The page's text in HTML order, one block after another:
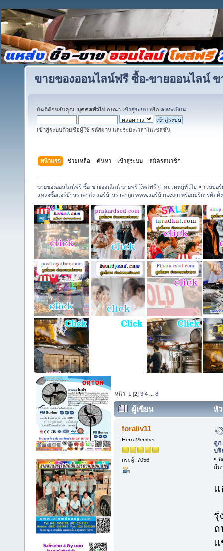
ขายของออนไลน์ฟรี ซื้อ-ขายออนไลน์
ยินดีต้อนรับคุณ, บุคคลทั่วไป กรุณา เข้าสู่ระบบ หรือ ลงทะเบียน
เข้าสู่ระบบด้วยชื่อผู้ใช้ รหัสผ่าน และระยะเวลาในเซสชั่น
หน้าแรก ช่วยเหลือ ค้นหา เข้าสู่ระบบ สมัครสมาชิก
ขายของออนไลน์ฟรี ซื้อ-ขายออนไลน์ ขายฟรี โพสฟรี » หมวดหมู่ทั่วไป» เวบบอ
แหล่งซื้อแอร์บ้านราคาส่ง แอร์บ้านราคาถูก www.แอร์บ้าน.com พร้อมบริการติดตั้ง
หน้า: 1 [2]3 4 ...8
ผู้เขียน
หั
ถูก www.แอร์บ้าน.com พร้อมบ
foraliv11
Hero Member
กระทู้: 7056
ถูก
บริ
« ต
มีน
แ
รุ่
ถ
แ